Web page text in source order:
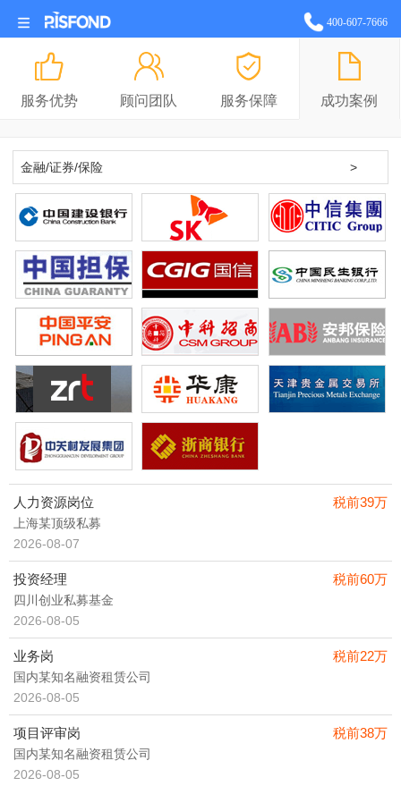
400-607-7666
服务优势 顾问团队 服务保障 成功案例
金融/证券/保险 >
全部 IT/通讯/互联网
地产/建筑 制造/汽车/重工
金融/证券/保险
能源/化工 制药/生物/医疗
传媒/会展/公关 教育/培训
其他
税前39万
人力资源岗位
上海某顶级私募
2026-08-07
税前60万
投资经理
四川创业私募基金
2026-08-05
税前22万
业务岗
国内某知名融资租赁公司
2026-08-05
税前38万
项目评审岗
国内某知名融资租赁公司
2026-08-05